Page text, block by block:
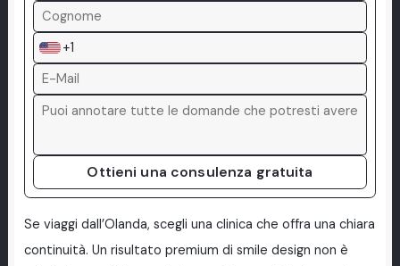
+1
Ottieni una consulenza gratuita
Se viaggi dall’Olanda, scegli una clinica che offra una chiara
continuità. Un risultato premium di smile design non è